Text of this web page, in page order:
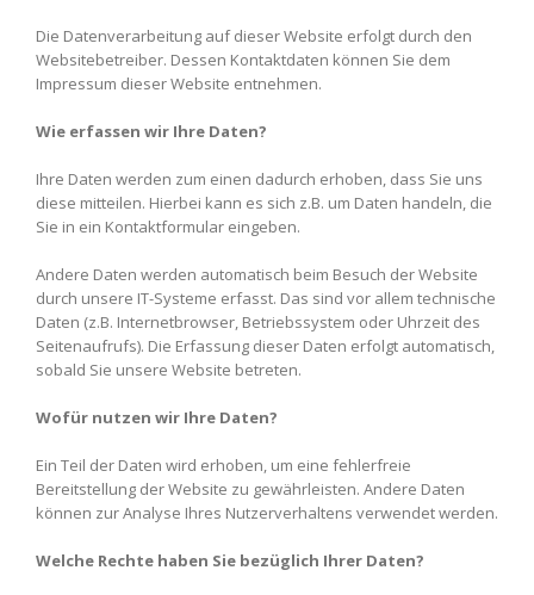
Die Datenverarbeitung auf dieser Website erfolgt durch den
Websitebetreiber. Dessen Kontaktdaten können Sie dem
Impressum dieser Website entnehmen.
Wie erfassen wir Ihre Daten?
Ihre Daten werden zum einen dadurch erhoben, dass Sie uns
diese mitteilen. Hierbei kann es sich z.B. um Daten handeln, die
Sie in ein Kontaktformular eingeben.
Andere Daten werden automatisch beim Besuch der Website
durch unsere IT-Systeme erfasst. Das sind vor allem technische
Daten (z.B. Internetbrowser, Betriebssystem oder Uhrzeit des
Seitenaufrufs). Die Erfassung dieser Daten erfolgt automatisch,
sobald Sie unsere Website betreten.
Wofür nutzen wir Ihre Daten?
Ein Teil der Daten wird erhoben, um eine fehlerfreie
Bereitstellung der Website zu gewährleisten. Andere Daten
können zur Analyse Ihres Nutzerverhaltens verwendet werden.
Welche Rechte haben Sie bezüglich Ihrer Daten?